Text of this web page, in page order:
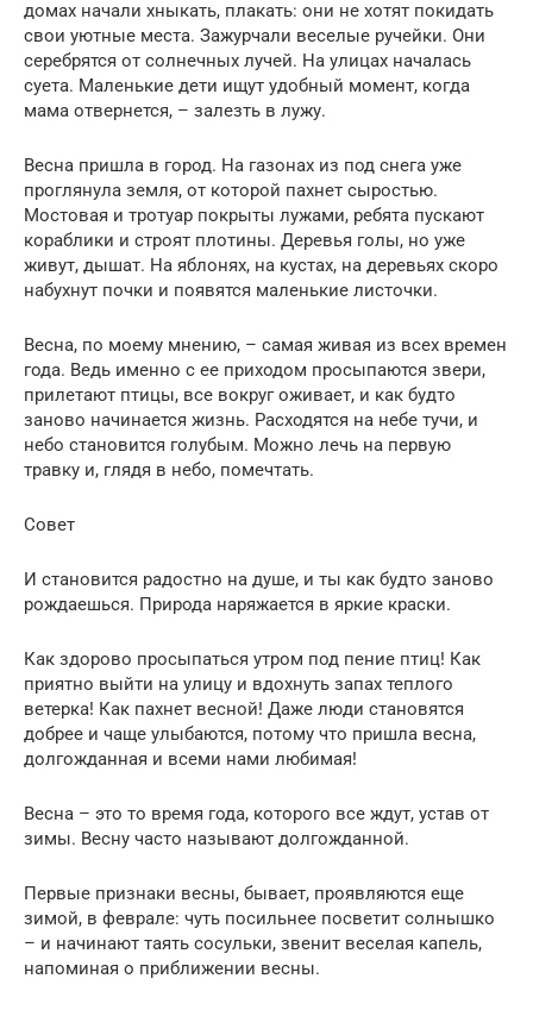
домах начали хныкать, плакать: они не хотят покидать
свои уютные места. Зажурчали веселые ручейки. Они
серебрятся от солнечных лучей. На улицах началась
суета. Маленькие дети ищут удобный момент, когда
мама отвернется, – залезть в лужу.
Весна пришла в город. На газонах из под снега уже
проглянула земля, от которой пахнет сыростью.
Мостовая и тротуар покрыты лужами, ребята пускают
кораблики и строят плотины. Деревья голы, но уже
живут, дышат. На яблонях, на кустах, на деревьях скоро
набухнут почки и появятся маленькие листочки.
Весна, по моему мнению, – самая живая из всех времен
года. Ведь именно с ее приходом просыпаются звери,
прилетают птицы, все вокруг оживает, и как будто
заново начинается жизнь. Расходятся на небе тучи, и
небо становится голубым. Можно лечь на первую
травку и, глядя в небо, помечтать.
Совет
И становится радостно на душе, и ты как будто заново
рождаешься. Природа наряжается в яркие краски.
Как здорово просыпаться утром под пение птиц! Как
приятно выйти на улицу и вдохнуть запах теплого
ветерка! Как пахнет весной! Даже люди становятся
добрее и чаще улыбаются, потому что пришла весна,
долгожданная и всеми нами любимая!
Весна – это то время года, которого все ждут, устав от
зимы. Весну часто называют долгожданной.
Первые признаки весны, бывает, проявляются еще
зимой, в феврале: чуть посильнее посветит солнышко
– и начинают таять сосульки, звенит веселая капель,
напоминая о приближении весны.